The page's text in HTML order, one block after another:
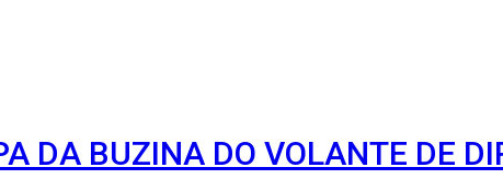
DA BUZINA DO VOLANTE DE